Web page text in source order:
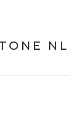
NL